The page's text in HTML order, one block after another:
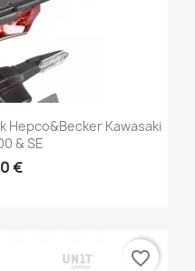
Hepco&Becker Kawasaki
& SE
€
favorite_border